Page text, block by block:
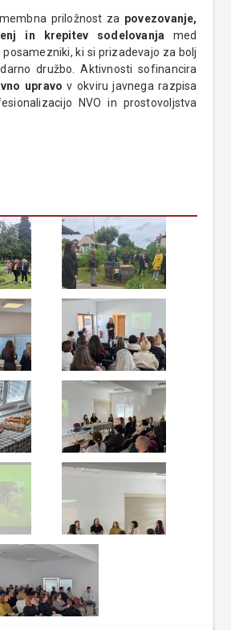
priložnost za povezovanje,
in krepitev sodelovanja med
ki si prizadevajo za bolj
družbo. Aktivnosti sofinancira
upravo v okviru javnega razpisa
NVO in prostovoljstva